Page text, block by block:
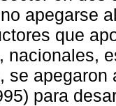
apegarse
que
nacionales,
se
para